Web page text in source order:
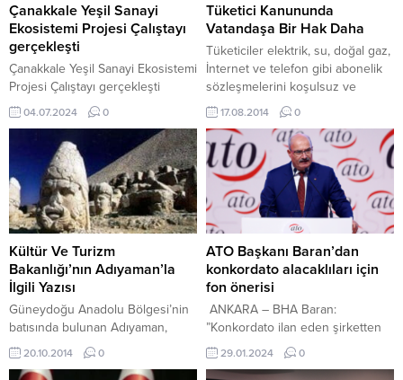
Çanakkale Yeşil Sanayi
Ekosistemi Projesi Çalıştayı
gerçekleşti
Çanakkale Yeşil Sanayi Ekosistemi
Projesi Çalıştayı gerçekleşti
BİROL GÜNGÖRDÜ /
ÇANAKKALE – BHA Rektör
Prof.Dr. R.Cüneyt Erenoğlu,
konsorsiyum başkanı ve Kale
Grup ARGE direktörü Kağan
Kayacı, İçdaş AŞ., Dardanel
Önentaş A.Ş ve Çanakkale
Onsekiz Mart Üniversitesi takım
liderlerinin konuşmaları ile
başlayan çalıştay, Çanakkale
yöresine hizmet edecek
projelerin değerlendirilmesinin
ardından tamamlandı....
04.07.2024 0
Tüketici Kanununda
Vatandaşa Bir Hak Daha
Tüketiciler elektrik, su, doğal gaz,
İnternet ve telefon gibi abonelik
sözleşmelerini koşulsuz ve
cezasız feshetme hakkına sahip
olacak. Gümrük ve Ticaret
Bakanlığı tarafından hazırlanan
Abonelik Sözleşmeleri
Yönetmelik taslağına göre
tüketici, belirsiz süreli veya süresi
bir yıl ve daha uzun olan belirli
süreli abonelik sözleşmesini
herhangi bir gerekçe
göstermeksizin ve cezai...
17.08.2014 0
Kültür Ve Turizm
Bakanlığı’nın Adıyaman’la
İlgili Yazısı
Güneydoğu Anadolu Bölgesi’nin
batısında bulunan Adıyaman,
binlerce yıldır dünya tarihine
tanıklık ederek birçok antik eserin
20.10.2014 0
ATO Başkanı Baran’dan
konkordato alacaklıları için
fon önerisi
ANKARA – BHA Baran:
”Konkordato ilan eden şirketten
alacağını vadesinde tahsil
edemeyen alacaklılar sıkıntıya
29.01.2024 0